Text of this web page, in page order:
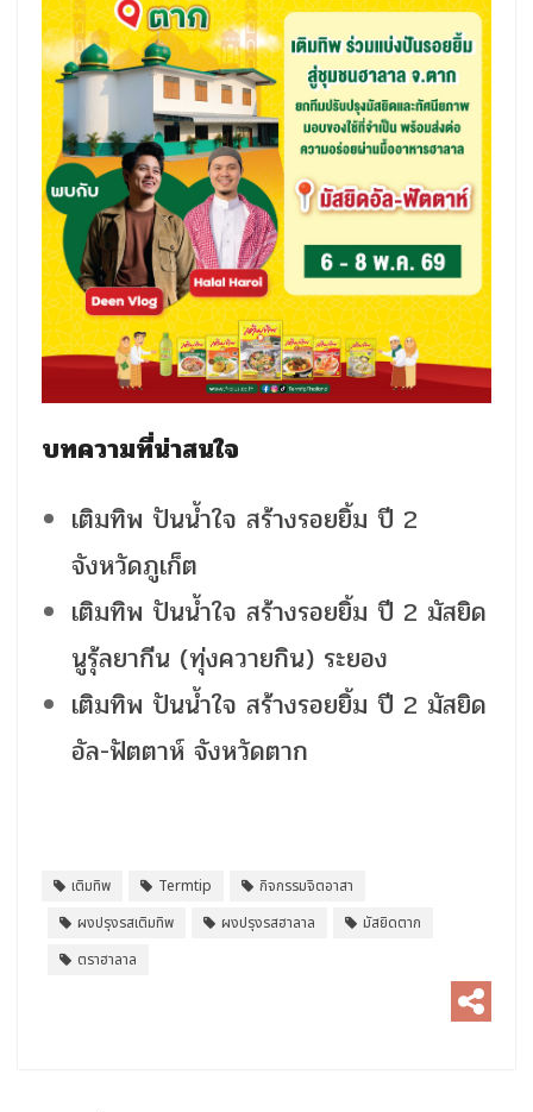
บทความที่น่าสนใจ
เติมทิพ ปันน้ำใจ สร้างรอยยิ้ม ปี 2
จังหวัดภูเก็ต
เติมทิพ ปันน้ำใจ สร้างรอยยิ้ม ปี 2 มัสยิด
นูรุ้ลยากีน (ทุ่งควายกิน) ระยอง
เติมทิพ ปันน้ำใจ สร้างรอยยิ้ม ปี 2 มัสยิด
อัล-ฟัตตาห์ จังหวัดตาก
เติมทิพ Termtip
กิจกรรมจิตอาสา
ผงปรุงรสเติมทิพ
ผงปรุงรสฮาลาล
มัสยิดตาก
ตราฮาลาล